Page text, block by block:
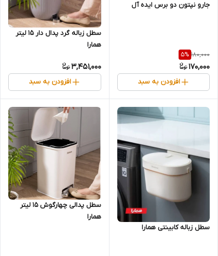
جارو نپتون دو برس ایده آل
180,000
5%
170,000
افزودن به سبد
سطل زباله گرد پدال دار 15 لیتر
همارا
3,451,000
افزودن به سبد
سطل زباله کابینتی همارا
سطل پدالی چهارگوش 15 لیتر
همارا